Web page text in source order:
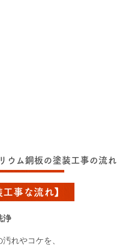
ウム銅板の塗装工事の流れ
工事な流れ】
浄
れやコケを、